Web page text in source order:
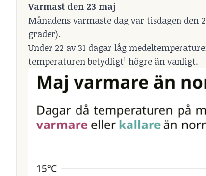
Varmast den 23 maj
Månadens varmaste dag var tisdagen den
grader).
Under 22 av 31 dagar låg
temperaturen betydligt1 högre än vanligt.